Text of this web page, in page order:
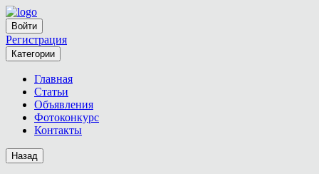
Войти
Регистрация
Категории
Главная
Статьи
Объявления
Фотоконкурс
Контакты
Назад